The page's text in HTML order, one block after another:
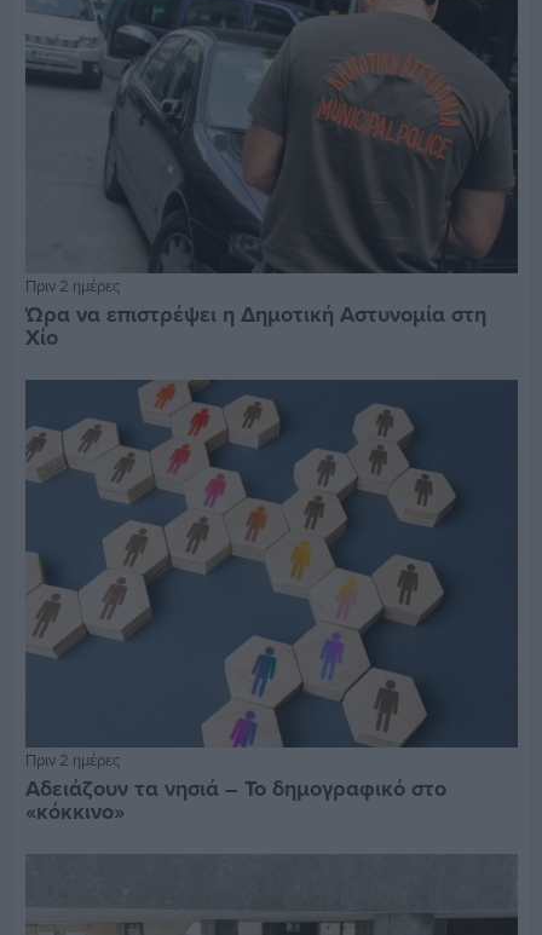
Πριν 2 ημέρες
Ώρα να επιστρέψει η Δημοτική Αστυνομία στη
Χίο
Πριν 2 ημέρες
Αδειάζουν τα νησιά – Το δημογραφικό στο
«κόκκινο»